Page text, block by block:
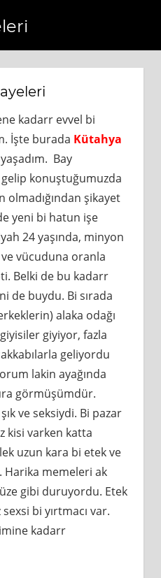
kadarr evvel bi
İşte burada Kütahya
yaşadım. Bay
konuştuğumuzda
olmadığından şikayet
yeni bi hatun işe
24 yaşında, minyon
vücuduna oranla
Belki de bu kadarr
de buydu. Bi sırada
alaka odağı
giyiyor, fazla
geliyordu
lakin ayağında
görmüşümdür.
ve seksiydi. Bi pazar
kisi varken katta
uzun kara bi etek ve
Harika memeleri ak
gibi duruyordu. Etek
bi yırtmacı var.
kadarr